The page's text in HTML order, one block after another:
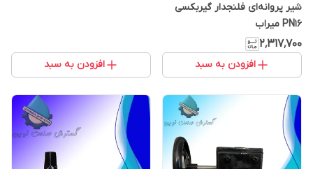
شیر پروانه‌ای فلنجدار گیربکسی
PN16 میراب
۲٬۳۱۷٬۷۰۰
افزودن به سبد افزودن به سبد